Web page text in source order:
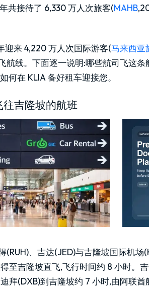
共接待了 6,330 万人次旅客(MAHB
迎来 4,220 万人次国际游客(马来西亚
航线。下面逐一说明:哪些航司飞这
何在 KLIA 备好租车迎接您。
吉隆坡的航班
(RUH)、吉达(JED)与吉隆坡国际机
至吉隆坡直飞,飞行时间约 8 小时。
拜(DXB)到吉隆坡约 7 小时,由阿联